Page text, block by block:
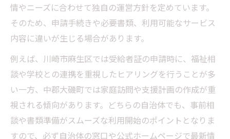
情やニーズに合わせて独自の運営方針を定めています。
そのため、申請手続きや必要書類、利用可能なサービス
内容に違いが生じる場合があります。
例えば、川崎市麻生区では受給者証の申請時に、福祉相
談や学校との連携を重視したヒアリングを行うことが多
い一方、中郡大磯町では家庭訪問や支援計画の作成が重
視される傾向があります。どちらの自治体でも、事前相
談や書類準備がスムーズな利用開始のポイントとなりま
すので、必ず自治体の窓口や公式ホームページで最新情